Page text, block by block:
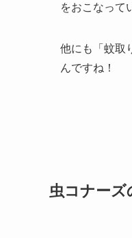
をおこなって
他にも「蚊取
んですね！
虫コナーズ